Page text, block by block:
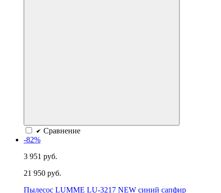
Сравнение
-82%
3 951 руб.
21 950 руб.
Пылесос LUMME LU-3217 NEW синий сапфир